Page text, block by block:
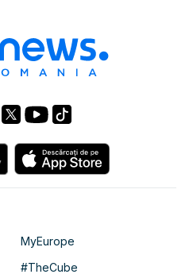
MyEurope
#TheCube